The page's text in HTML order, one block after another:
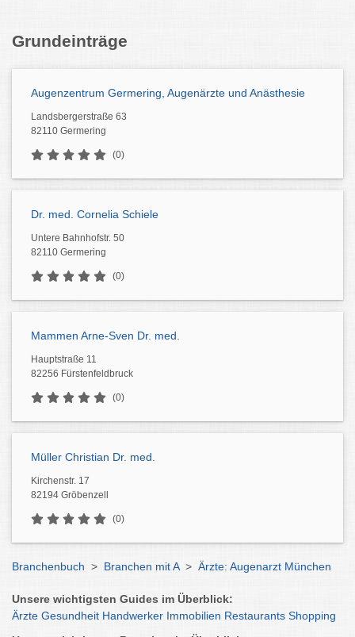
Grundeinträge
Augenzentrum Germering, Augenärzte und Anästhesie
Landsbergerstraße 63
82110 Germering
(0)
Dr. med. Cornelia Schiele
Untere Bahnhofstr. 50
82110 Germering
(0)
Mammen Arne-Sven Dr. med.
Hauptstraße 11
82256 Fürstenfeldbruck
(0)
Müller Christian Dr. med.
Kirchenstr. 17
82194 Gröbenzell
(0)
Branchenbuch > Branchen mit A > Ärzte: Augenarzt München
Unsere wichtigsten Guides im Überblick:
Ärzte Gesundheit Handwerker Immobilien Restaurants Shopping